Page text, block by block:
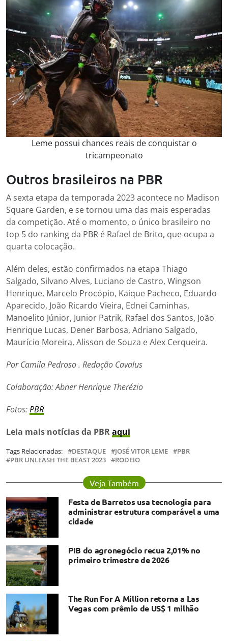
Leme possui chances reais de conquistar o
tricampeonato
Outros brasileiros na PBR
A sexta etapa da temporada 2023 acontece no Madison
Square Garden, e se tornou uma das mais esperadas
da competição. Até o momento, o único brasileiro no
top 5 do ranking da PBR é Rafael de Brito, que ocupa a
quarta colocação.
Além deles, estão confirmados na etapa Thiago
Salgado, Silvano Alves, Luciano de Castro, Wingson
Henrique, Marcelo Procópio, Kaique Pacheco, Eduardo
Aparecido, João Ricardo Vieira, Ednei Caminhas,
Manoelito Júnior, Junior Patrik, Rafael dos Santos, João
Henrique Lucas, Dener Barbosa, Adriano Salgado,
Maurício Moreira, Alisson de Souza e Alex Cerqueira.
Por Camila Pedroso . Redação Cavalus
Colaboração: Abner Henrique Therézio
Fotos:PBR
Leia mais notícias da PBRaqui
Tags Relacionadas: DESTAQUE JOSÉ VITOR LEME
PBR
PBR UNLEASH THE BEAST 2023
RODEIO
Veja Também
Festa de Barretos usa tecnologia para
administrar estrutura comparável a uma
cidade
PIB do agronegócio recua 2,01% no
primeiro trimestre de 2026
The Run For A Million retorna a Las
Vegas com prêmio de US$ 1 milhão